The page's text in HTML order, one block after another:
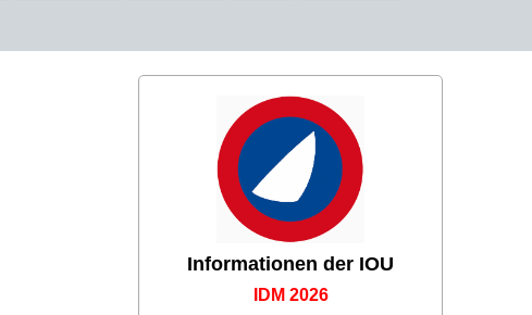
Informationen der IOU
IDM 2026